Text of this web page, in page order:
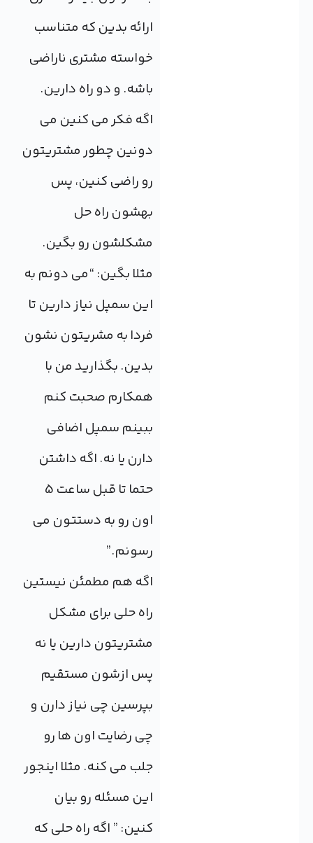
ارائه بدین که متناسب
خواسته مشتری ناراضی
باشه. و دو راه دارین.
اگه فکر می کنین می
دونین چطور مشتریتون
رو راضی کنین، پس
بهشون راه حل
مشکلشون رو بگین.
مثلا بگین: “می دونم به
این سمپل نیاز دارین تا
فردا به مشریتون نشون
بدین. بگذارید من با
همکارم صحبت کنم
ببینم سمپل اضافی
دارن یا نه. اگه داشتن
حتما تا قبل ساعت 5
اون رو به دستتون می
رسونم.”
اگه هم مطمئن نیستین
راه حلی برای مشکل
مشتریتون دارین یا نه
پس ازشون مستقیم
بپرسین چی نیاز دارن و
چی رضایت اون ها رو
جلب می کنه. مثلا اینجور
این مسئله رو بیان
کنین: ” اگه راه حلی که